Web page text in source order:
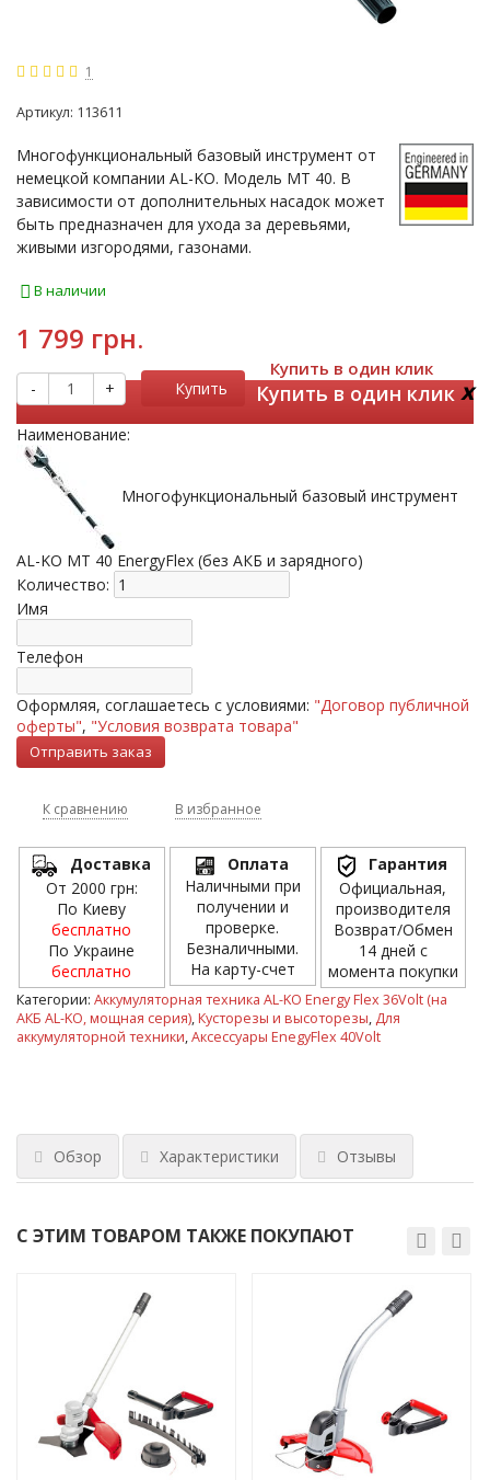
1
Артикул: 113611
Многофункциональный базовый инструмент от
немецкой компании AL-KO. Модель МТ 40. В
зависимости от дополнительных насадок может
быть предназначен для ухода за деревьями,
живыми изгородями, газонами.
В наличии
1 799 грн.
- + Купить
Купить в один клик
Купить в один клик x
Наименование:
Многофункциональный базовый инструмент
AL-KO МT 40 EnergyFlex (без АКБ и зарядного)
Количество:
Имя
Телефон
Оформляя, соглашаетесь с условиями: "Договор публичной
оферты", "Условия возврата товара"
К сравнению В избранное
Доставка
От 2000 грн:
По Киеву
бесплатно
По Украине
бесплатно
Оплата
Наличными при
получении и
проверке.
Безналичными.
На карту-счет
Гарантия
Официальная,
производителя
Возврат/Обмен
14 дней с
момента покупки
Категории: Аккумуляторная техника AL-KO Energy Flex 36Volt (на
АКБ AL-KO, мощная серия),Кусторезы и высоторезы, Для
аккумуляторной техники,Аксессуары EnegyFlex 40Volt
Обзор Характеристики Отзывы
С ЭТИМ ТОВАРОМ ТАКЖЕ ПОКУПАЮТ